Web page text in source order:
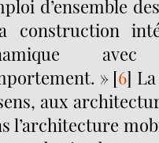
d’ensemble
construction
» [6]
aux
l’architecture